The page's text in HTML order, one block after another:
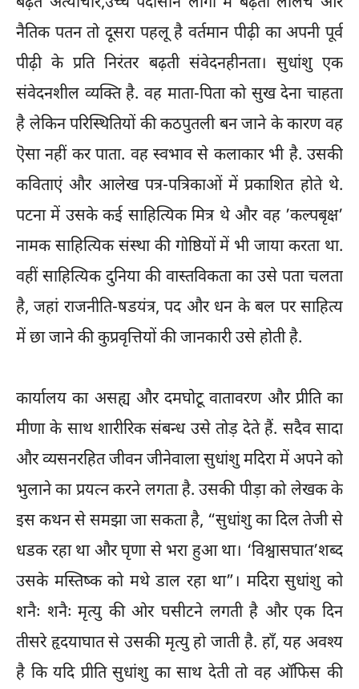
नैतिक पतन तो दूसरा पहलू है वर्तमान पीढ़ी का अपनी पूर्व
पीढ़ी के प्रति निरंतर बढ़ती संवेदनहीनता। सुधांशु एक
संवेदनशील व्यक्ति है. वह माता-पिता को सुख देना चाहता
है लेकिन परिस्थितियों की कठपुतली बन जाने के कारण वह
ऎसा नहीं कर पाता. वह स्वभाव से कलाकार भी है. उसकी
कविताएं और आलेख पत्र-पत्रिकाओं में प्रकाशित होते थे.
पटना में उसके कई साहित्यिक मित्र थे और वह ’कल्पबृक्ष’
नामक साहित्यिक संस्था की गोष्ठियों में भी जाया करता था.
वहीं साहित्यिक दुनिया की वास्तविकता का उसे पता चलता
है, जहां राजनीति-षडयंत्र, पद और धन के बल पर साहित्य
में छा जाने की कुप्रवृत्तियों की जानकारी उसे होती है.
कार्यालय का असह्य और दमघोटू वातावरण और प्रीति का
मीणा के साथ शारीरिक संबन्ध उसे तोड़ देते हैं. सदैव सादा
और व्यसनरहित जीवन जीनेवाला सुधांशु मदिरा में अपने को
भुलाने का प्रयत्न करने लगता है. उसकी पीड़ा को लेखक के
इस कथन से समझा जा सकता है, “सुधांशु का दिल तेजी से
धडक रहा था और घृणा से भरा हुआ था। ‘विश्वासघात’शब्द
उसके मस्तिष्क को मथे डाल रहा था”। मदिरा सुधांशु को
शनैः शनैः मृत्यु की ओर घसीटने लगती है और एक दिन
तीसरे हृदयाघात से उसकी मृत्यु हो जाती है. हाँ, यह अवश्य
है कि यदि प्रीति सुधांशु का साथ देती तो वह ऑफिस की